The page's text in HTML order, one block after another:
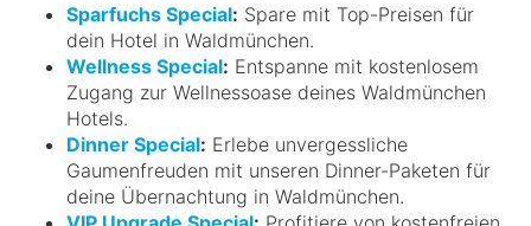
Sparfuchs Special: Spare mit Top-Preisen für
dein Hotel in Waldmünchen.
Wellness Special: Entspanne mit kostenlosem
Zugang zur Wellnessoase deines Waldmünchen
Hotels.
Dinner Special: Erlebe unvergessliche
Gaumenfreuden mit unseren Dinner-Paketen für
deine Übernachtung in Waldmünchen.